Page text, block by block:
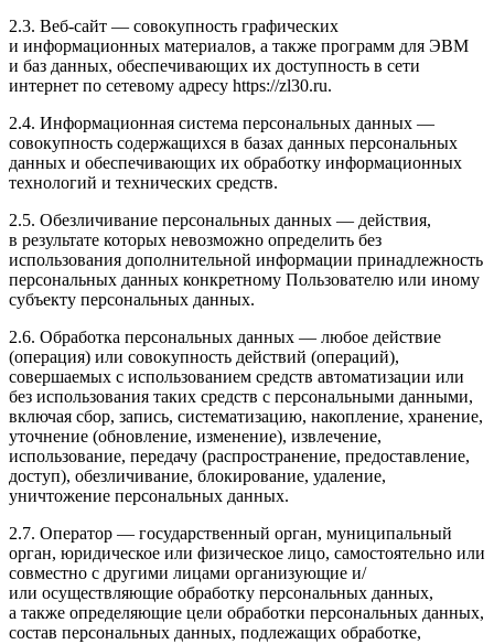
2.3. Веб-сайт — совокупность графических
и информационных материалов, а также программ для ЭВМ
и баз данных, обеспечивающих их доступность в сети
интернет по сетевому адресу https://zl30.ru.
2.4. Информационная система персональных данных —
совокупность содержащихся в базах данных персональных
данных и обеспечивающих их обработку информационных
технологий и технических средств.
2.5. Обезличивание персональных данных — действия,
в результате которых невозможно определить без
использования дополнительной информации принадлежность
персональных данных конкретному Пользователю или иному
субъекту персональных данных.
2.6. Обработка персональных данных — любое действие
(операция) или совокупность действий (операций),
совершаемых с использованием средств автоматизации или
без использования таких средств с персональными данными,
включая сбор, запись, систематизацию, накопление, хранение,
уточнение (обновление, изменение), извлечение,
использование, передачу (распространение, предоставление,
доступ), обезличивание, блокирование, удаление,
уничтожение персональных данных.
2.7. Оператор — государственный орган, муниципальный
орган, юридическое или физическое лицо, самостоятельно или
совместно с другими лицами организующие и/
или осуществляющие обработку персональных данных,
а также определяющие цели обработки персональных данных,
состав персональных данных, подлежащих обработке,